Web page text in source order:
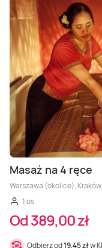
Masaż na 4 ręce
Warszawa (okolice),
1 os.
Od 389,00 zł
Odbierz od19,45 złw